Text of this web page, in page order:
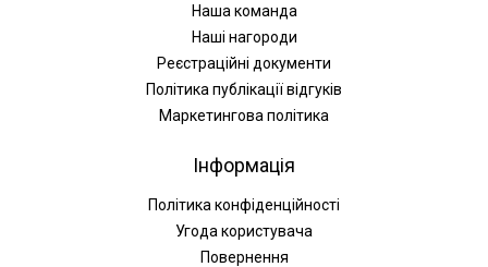
Наша команда
Наші нагороди
Реєстраційні документи
Політика публікації відгуків
Маркетингова політика
Інформація
Політика конфіденційності
Угода користувача
Повернення